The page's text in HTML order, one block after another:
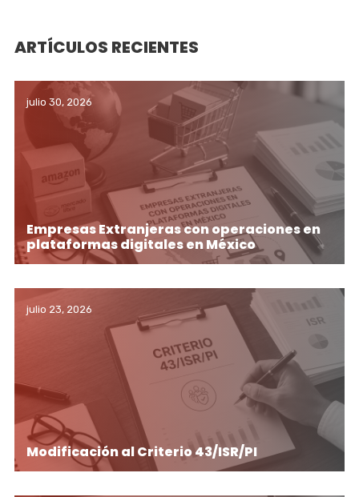
ARTÍCULOS RECIENTES
julio 30, 2026
Empresas Extranjeras con operaciones en
plataformas digitales en México
julio 23, 2026
Modificación al Criterio 43/ISR/PI